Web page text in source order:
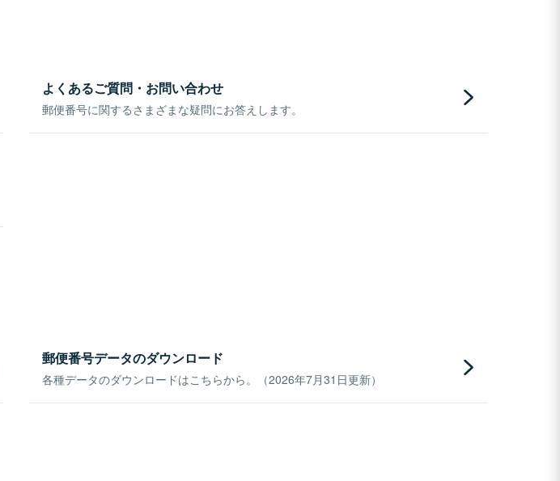
よくあるご質問・お問い合わせ
郵便番号に関するさまざまな疑問にお答えします。
郵便番号データのダウンロード
各種データのダウンロードはこちらから。（2026年7月31日更新）